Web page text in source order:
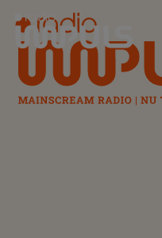
Radio Impuls